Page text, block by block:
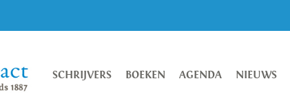
SCHRIJVERS BOEKEN AGENDA NIEUWS